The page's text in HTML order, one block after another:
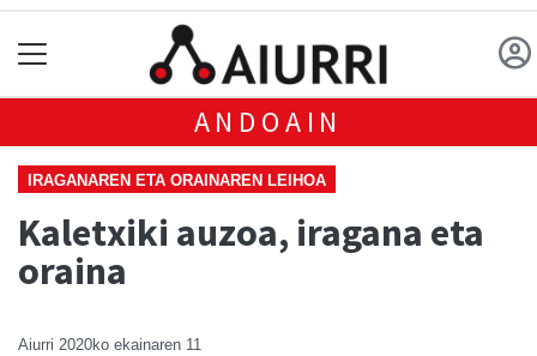
ANDOAIN
IRAGANAREN ETA ORAINAREN LEIHOA
Kaletxiki auzoa, iragana eta
oraina
Aiurri 2020ko ekainaren 11